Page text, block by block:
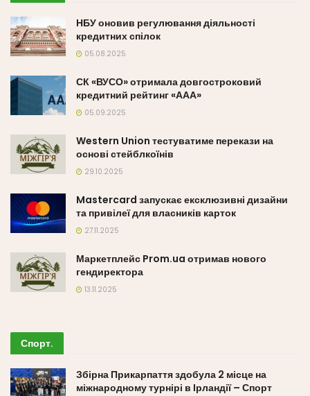
НБУ оновив регулювання діяльності
кредитних спілок
05.08.2025
СК «ВУСО» отримала довгостроковий
кредитний рейтинг «ААА»
05.09.2025
Western Union тестуватиме перекази на
основі стейблкоїнів
29.10.2025
Mastercard запускає ексклюзивні дизайни
та привілеї для власників карток
27.11.2025
Маркетплейс Prom.ua отримав нового
гендиректора
13.11.2025
Спорт.
Збірна Прикарпаття здобула 2 місце на
міжнародному турнірі в Ірландії – Спорт